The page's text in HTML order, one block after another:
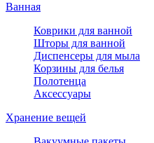
Ванная
Коврики для ванной
Шторы для ванной
Диспенсеры для мыла
Корзины для белья
Полотенца
Аксессуары
Хранение вещей